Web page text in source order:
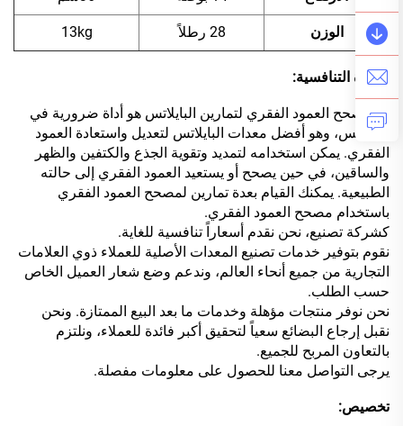
الوزن 28 رطلاً 13kg
الميزة التنافسية:
إن مصحح العمود الفقري لتمارين البايلاتس هو أداة ضرورية في
البايلاتس، وهو أفضل معدات البايلاتس لتعديل واستعادة العمود
الفقري. يمكن استخدامه لتمديد وتقوية الجذع والكتفين والظهر
والساقين، في حين يصحح أو يستعيد العمود الفقري إلى حالته
الطبيعية. يمكنك القيام بعدة تمارين لمصحح العمود الفقري
باستخدام مصحح العمود الفقري.
كشركة تصنيع، نحن نقدم أسعاراً تنافسية للغاية.
نقوم بتوفير خدمات تصنيع المعدات الأصلية للعملاء ذوي العلامات
التجارية من جميع أنحاء العالم، وندعم وضع شعار العميل الخاص
حسب الطلب.
نحن نوفر منتجات مؤهلة وخدمات ما بعد البيع الممتازة. ونحن
نقبل إرجاع البضائع سعياً لتحقيق أكبر فائدة للعملاء، ونلتزم
بالتعاون المربح للجميع.
يرجى التواصل معنا للحصول على معلومات مفصلة.
تخصيص: